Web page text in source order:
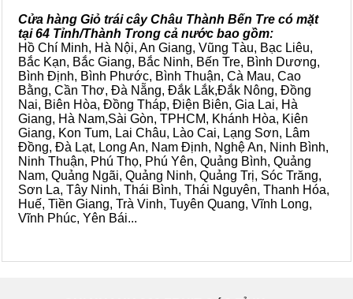
Cửa hàng Giỏ trái cây Châu Thành Bến Tre có mặt
tại 64 Tỉnh/Thành Trong cả nước bao gồm:
Hồ Chí Minh, Hà Nội, An Giang, Vũng Tàu, Bạc Liêu,
Bắc Kạn, Bắc Giang, Bắc Ninh, Bến Tre, Bình Dương,
Bình Định, Bình Phước, Bình Thuận, Cà Mau, Cao
Bằng, Cần Thơ, Đà Nẵng, Đắk Lắk,Đắk Nông, Đồng
Nai, Biên Hòa, Đồng Tháp, Điện Biên, Gia Lai, Hà
Giang, Hà Nam,Sài Gòn, TPHCM, Khánh Hòa, Kiên
Giang, Kon Tum, Lai Châu, Lào Cai, Lạng Sơn, Lâm
Đồng, Đà Lạt, Long An, Nam Định, Nghệ An, Ninh Bình,
Ninh Thuận, Phú Thọ, Phú Yên, Quảng Bình, Quảng
Nam, Quảng Ngãi, Quảng Ninh, Quảng Trị, Sóc Trăng,
Sơn La, Tây Ninh, Thái Bình, Thái Nguyên, Thanh Hóa,
Huế, Tiền Giang, Trà Vinh, Tuyên Quang, Vĩnh Long,
Vĩnh Phúc, Yên Bái...